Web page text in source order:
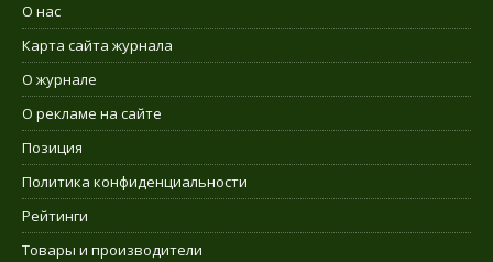
О нас
Карта сайта журнала
О журнале
О рекламе на сайте
Позиция
Политика конфиденциальности
Рейтинги
Товары и производители